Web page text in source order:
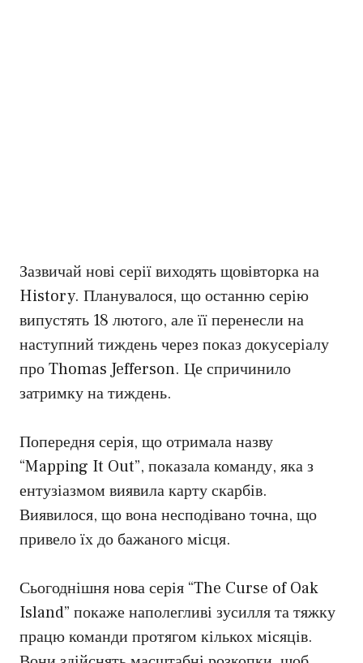
Зазвичай нові серії виходять щовівторка на
History. Планувалося, що останню серію
випустять 18 лютого, але її перенесли на
наступний тиждень через показ докусеріалу
про Thomas Jefferson. Це спричинило
затримку на тиждень.
Попередня серія, що отримала назву
“Mapping It Out”, показала команду, яка з
ентузіазмом виявила карту скарбів.
Виявилося, що вона несподівано точна, що
привело їх до бажаного місця.
Сьогоднішня нова серія “The Curse of Oak
Island” покаже наполегливі зусилля та тяжку
працю команди протягом кількох місяців.